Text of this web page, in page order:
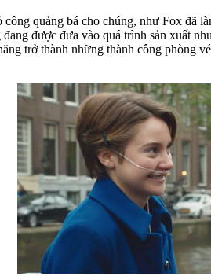
quảng bá cho chúng, như Fox đã
được đưa vào quá trình sản xuất
trở thành những thành công phòng